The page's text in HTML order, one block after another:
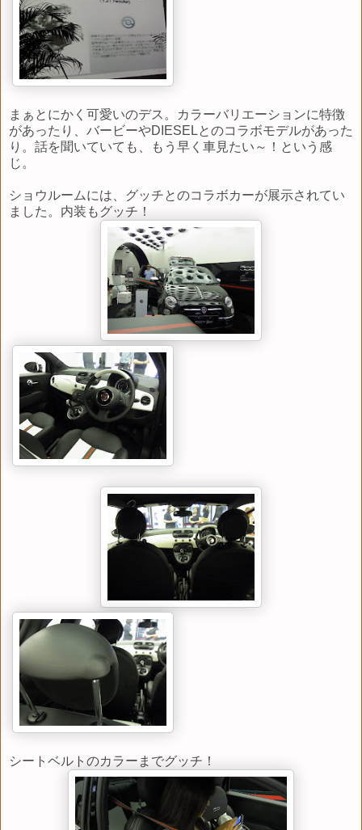
まぁとにかく可愛いのデス。カラーバリエーションに特徴
があったり、バービーやDIESELとのコラボモデルがあった
り。話を聞いていても、もう早く車見たい～！という感
じ。
ショウルームには、グッチとのコラボカーが展示されてい
ました。内装もグッチ！
シートベルトのカラーまでグッチ！